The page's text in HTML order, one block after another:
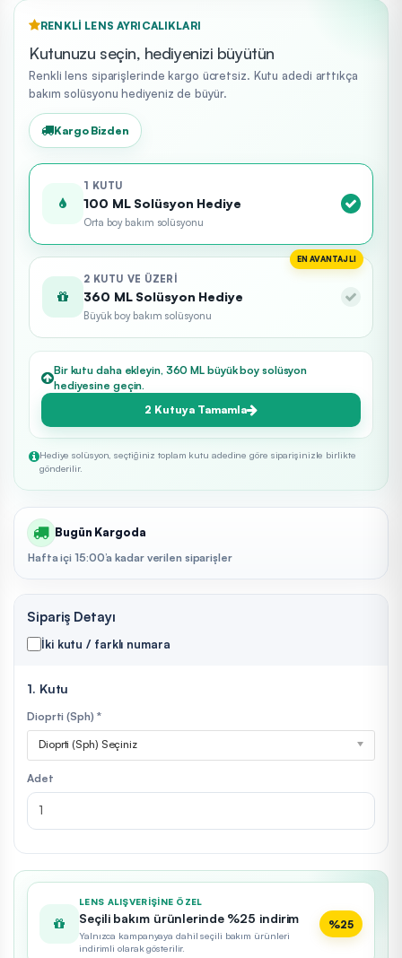
RENKLI LENS AYRICALIKLARI
Kutunuzu seçin, hediyenizi büyütün
Renkli lens siparişlerinde kargo ücretsiz. Kutu adedi arttıkça
bakım solüsyonu hediyeniz de büyür.
Kargo Bizden
1 KUTU
100 ML Solüsyon Hediye
Orta boy bakım solüsyonu
EN AVANTAJLI
2 KUTU VE ÜZERI
360 ML Solüsyon Hediye
Büyük boy bakım solüsyonu
Bir kutu daha ekleyin, 360 ML büyük boy solüsyon
hediyesine geçin.
2 Kutuya Tamamla
Hediye solüsyon, seçtiğiniz toplam kutu adedine göre siparişinizle birlikte
gönderilir.
Bugün Kargoda
Hafta içi 15:00’a kadar verilen siparişler
Sipariş Detayı
İki kutu / farklı numara
1. Kutu
Dioprti (Sph) *
Dioprti (Sph) Seçiniz
Adet
LENS ALIŞVERIŞINE ÖZEL
Seçili bakım ürünlerinde %25 indirim
Yalnızca kampanyaya dahil seçili bakım ürünleri
indirimli olarak gösterilir.
%25